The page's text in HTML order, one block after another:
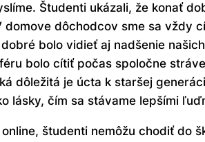
Študenti ukázali, že konať
dôchodcov sme sa vždy
bolo vidieť aj nadšenie
bolo cítiť počas spoločne
dôležitá je úcta k staršej
lásky, čím sa stávame lepšími
študenti nemôžu chodiť do